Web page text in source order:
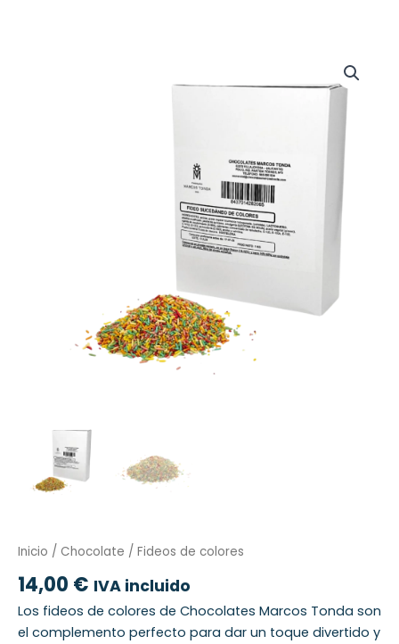
Inicio / Chocolate / Fideos de colores
14,00 € IVA incluido
Los fideos de colores de Chocolates Marcos Tonda son
el complemento perfecto para dar un toque divertido y